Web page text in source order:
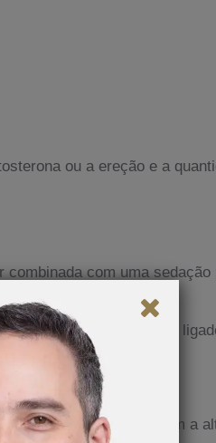
ou a ereção e a
com uma
no qual, é ressecado e
sua liberação, mas com a